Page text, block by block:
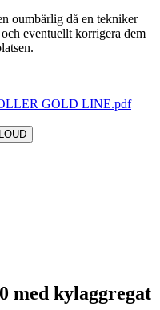
oumbärlig då en tekniker
eventuellt korrigera dem
GOLD LINE.pdf
med kylaggregat